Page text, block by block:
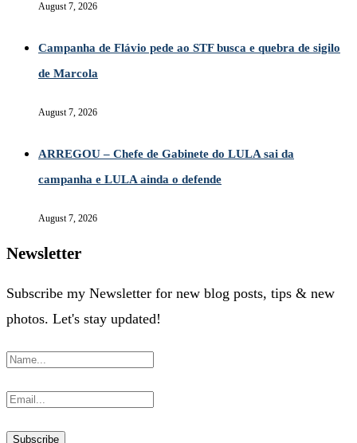
August 7, 2026
Campanha de Flávio pede ao STF busca e quebra de sigilo
de Marcola
August 7, 2026
ARREGOU – Chefe de Gabinete do LULA sai da
campanha e LULA ainda o defende
August 7, 2026
Newsletter
Subscribe my Newsletter for new blog posts, tips & new
photos. Let's stay updated!